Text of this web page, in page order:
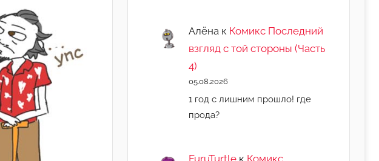
Алёна к Комикс Последний
взгляд с той стороны (Часть
4)
05.08.2026
1 год с лишним прошло! где
прода?
FuruTurtle к Комикс